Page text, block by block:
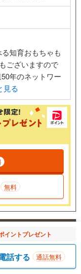
知育おもちゃも
ございますので
年のネットワー
見る
無料
一覧を開く
イントプレゼント
話する 通話無料